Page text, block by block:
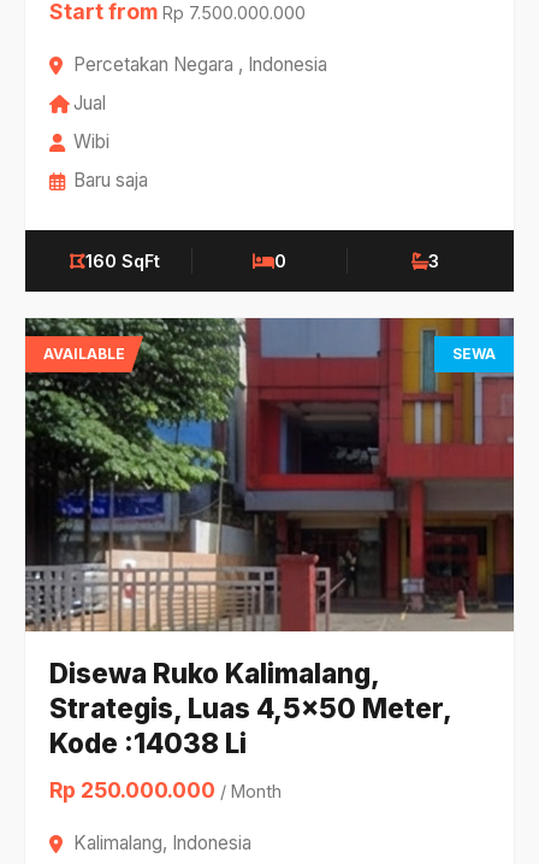
Start from Rp 7.500.000.000
Percetakan Negara , Indonesia
Jual
Wibi
Baru saja
160 SqFt 0 3
AVAILABLE SEWA
Disewa Ruko Kalimalang,
Strategis, Luas 4,5x50 Meter,
Kode :14038 Li
Rp 250.000.000 / Month
Kalimalang, Indonesia